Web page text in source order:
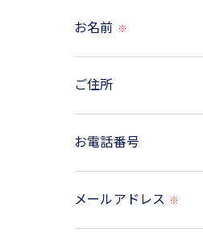
＜個人情報の開示
当社では、お客様
ご本人である事を
個人情報の開示･
お名前 ※
ご住所
お電話番号
メールアドレス ※